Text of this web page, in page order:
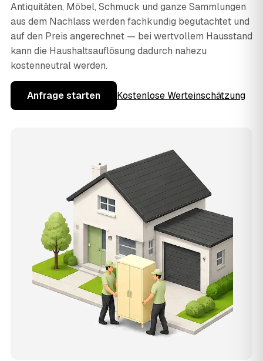
Antiquitäten, Möbel, Schmuck und ganze Sammlungen
aus dem Nachlass werden fachkundig begutachtet und
auf den Preis angerechnet — bei wertvollem Hausstand
kann die Haushaltsauflösung dadurch nahezu
kostenneutral werden.
Anfrage starten Kostenlose Werteinschätzung